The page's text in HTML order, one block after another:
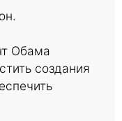
Обама
создания